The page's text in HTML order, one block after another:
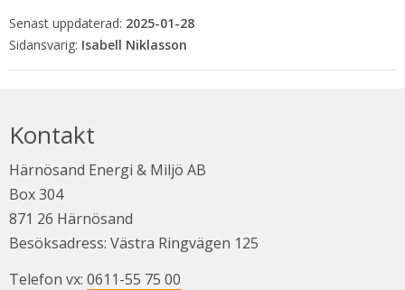
Senast uppdaterad: 2025-01-28
Isabell Niklasson
Kontakt
Härnösand Energi & Miljö AB
Box 304
871 26 Härnösand
Besöksadress: Västra Ringvägen 125
Telefon vx: 0611-55 75 00